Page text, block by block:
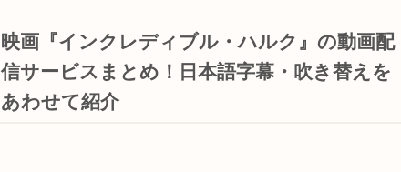
映画『インクレディブル・ハルク』の動画配
信サービスまとめ！日本語字幕・吹き替えを
あわせて紹介